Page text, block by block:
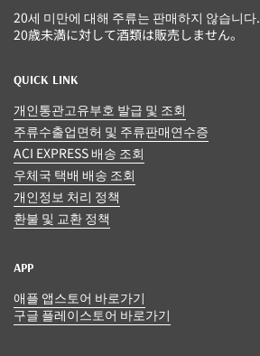
20세 미만에 대해 주류는 판매하지 않습니다.
20歳未満に対して酒類は販売しません。
QUICK LINK
개인통관고유부호 발급 및 조회
주류수출업면허 및 주류판매연수증
ACI EXPRESS 배송 조회
우체국 택배 배송 조회
개인정보 처리 정책
환불 및 교환 정책
APP
애플 앱스토어 바로가기
구글 플레이스토어 바로가기